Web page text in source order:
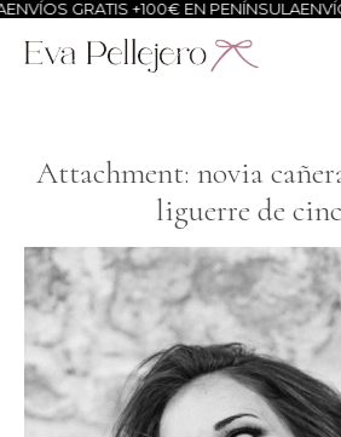
GRATIS +100€ EN PENÍNSULAENVÍOS
Attachment: novia
liguerre de